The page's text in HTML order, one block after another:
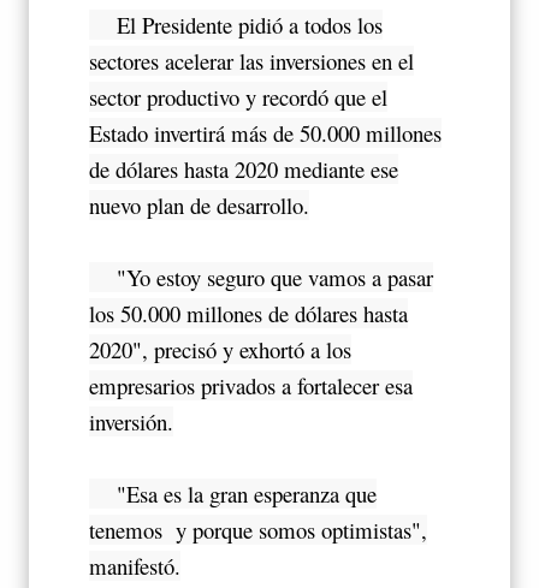
El Presidente pidió a todos los
sectores acelerar las inversiones en el
sector productivo y recordó que el
Estado invertirá más de 50.000 millones
de dólares hasta 2020 mediante ese
nuevo plan de desarrollo.
"Yo estoy seguro que vamos a pasar
los 50.000 millones de dólares hasta
2020", precisó y exhortó a los
empresarios privados a fortalecer esa
inversión.
"Esa es la gran esperanza que
tenemos y porque somos optimistas",
manifestó.